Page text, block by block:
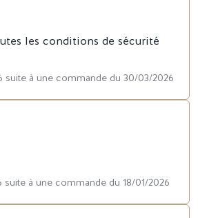
les conditions de sécurité
suite à une commande du 30/03/2026
à une commande du 18/01/2026